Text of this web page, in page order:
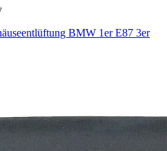
BMW 1er E87 3er